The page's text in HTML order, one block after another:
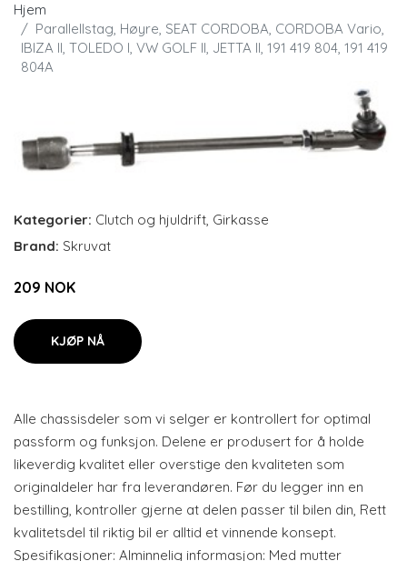
Hjem
Parallellstag, Høyre, SEAT CORDOBA, CORDOBA Vario,
IBIZA II, TOLEDO I, VW GOLF II, JETTA II, 191 419 804, 191 419
804A
Kategorier: Clutch og hjuldrift, Girkasse
Brand: Skruvat
209 NOK
KJØP NÅ
Alle chassisdeler som vi selger er kontrollert for optimal
passform og funksjon. Delene er produsert for å holde
likeverdig kvalitet eller overstige den kvaliteten som
originaldeler har fra leverandøren. Før du legger inn en
bestilling, kontroller gjerne at delen passer til bilen din, Rett
kvalitetsdel til riktig bil er alltid et vinnende konsept.
Spesifikasjoner: Alminnelig informasjon: Med mutter